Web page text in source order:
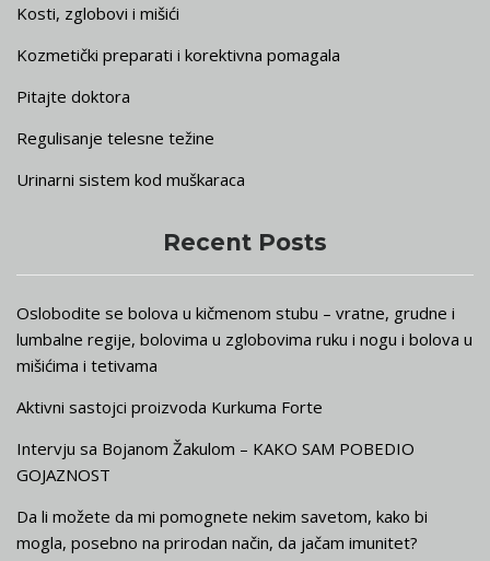
Kosti, zglobovi i mišići
Kozmetički preparati i korektivna pomagala
Pitajte doktora
Regulisanje telesne težine
Urinarni sistem kod muškaraca
Recent Posts
Oslobodite se bolova u kičmenom stubu – vratne, grudne i
lumbalne regije, bolovima u zglobovima ruku i nogu i bolova u
mišićima i tetivama
Aktivni sastojci proizvoda Kurkuma Forte
Intervju sa Bojanom Žakulom – KAKO SAM POBEDIO
GOJAZNOST
Da li možete da mi pomognete nekim savetom, kako bi
mogla, posebno na prirodan način, da jačam imunitet?